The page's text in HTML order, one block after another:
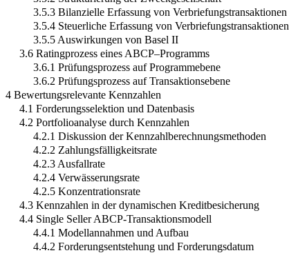
3.5.3 Bilanzielle Erfassung von Verbriefungstransaktionen
3.5.4 Steuerliche Erfassung von Verbriefungstransaktionen
3.5.5 Auswirkungen von Basel II
3.6 Ratingprozess eines ABCP–Programms
3.6.1 Prüfungsprozess auf Programmebene
3.6.2 Prüfungsprozess auf Transaktionsebene
4 Bewertungsrelevante Kennzahlen
4.1 Forderungsselektion und Datenbasis
4.2 Portfolioanalyse durch Kennzahlen
4.2.1 Diskussion der Kennzahlberechnungsmethoden
4.2.2 Zahlungsfälligkeitsrate
4.2.3 Ausfallrate
4.2.4 Verwässerungsrate
4.2.5 Konzentrationsrate
4.3 Kennzahlen in der dynamischen Kreditbesicherung
4.4 Single Seller ABCP-Transaktionsmodell
4.4.1 Modellannahmen und Aufbau
4.4.2 Forderungsentstehung und Forderungsdatum